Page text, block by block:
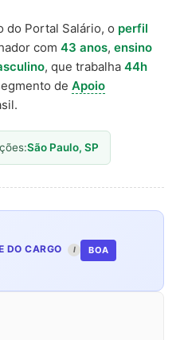
do Portal Salário, o perfil
com 43 anos, ensino
, que trabalha 44h
de Apoio
São Paulo, SP
DO CARGO I BOA